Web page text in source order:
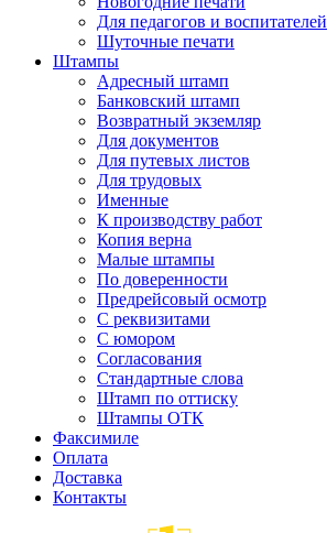
Для педагогов и воспитателей
Шуточные печати
Штампы
Адресный штамп
Банковский штамп
Возвратный экземляр
Для документов
Для путевых листов
Для трудовых
Именные
К производству работ
Копия верна
Малые штампы
По доверенности
Предрейсовый осмотр
С реквизитами
С юмором
Согласования
Стандартные слова
Штамп по оттиску
Штампы ОТК
Факсимиле
Оплата
Доставка
Контакты